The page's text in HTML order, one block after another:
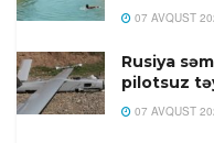
07 AVQUST
Rusiya
pilotsuz
07 AVQUST